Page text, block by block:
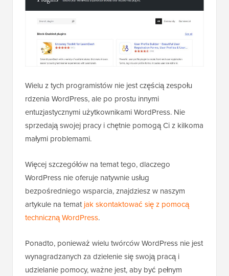
Wielu z tych programistów nie jest częścią zespołu
rdzenia WordPress, ale po prostu innymi
entuzjastycznymi użytkownikami WordPress. Nie
sprzedają swojej pracy i chętnie pomogą Ci z kilkoma
małymi problemami.
Więcej szczegółów na temat tego, dlaczego
WordPress nie oferuje natywnie usług
bezpośredniego wsparcia, znajdziesz w naszym
artykule na tematjak skontaktować się z pomocą
techniczną WordPress.
Ponadto, ponieważ wielu twórców WordPress nie jest
wynagradzanych za dzielenie się swoją pracą i
udzielanie pomocy, ważne jest, aby być pełnym